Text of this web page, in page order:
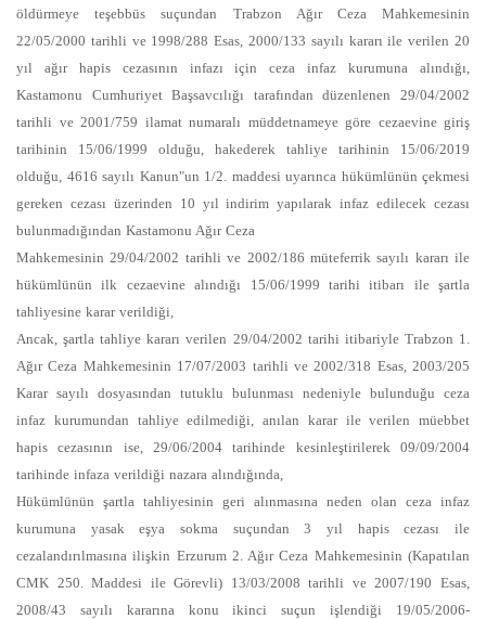
öldürmeye teşebbüs suçundan Trabzon Ağır Ceza Mahkemesinin
22/05/2000 tarihli ve 1998/288 Esas, 2000/133 sayılı kararı ile verilen 20
yıl ağır hapis cezasının infazı için ceza infaz kurumuna alındığı,
Kastamonu Cumhuriyet Başsavcılığı tarafından düzenlenen 29/04/2002
tarihli ve 2001/759 ilamat numaralı müddetnameye göre cezaevine giriş
tarihinin 15/06/1999 olduğu, hakederek tahliye tarihinin 15/06/2019
olduğu, 4616 sayılı Kanun"un 1/2. maddesi uyarınca hükümlünün çekmesi
gereken cezası üzerinden 10 yıl indirim yapılarak infaz edilecek cezası
bulunmadığından Kastamonu Ağır Ceza
Mahkemesinin 29/04/2002 tarihli ve 2002/186 müteferrik sayılı kararı ile
hükümlünün ilk cezaevine alındığı 15/06/1999 tarihi itibarı ile şartla
tahliyesine karar verildiği,
Ancak, şartla tahliye kararı verilen 29/04/2002 tarihi itibariyle Trabzon 1.
Ağır Ceza Mahkemesinin 17/07/2003 tarihli ve 2002/318 Esas, 2003/205
Karar sayılı dosyasından tutuklu bulunması nedeniyle bulunduğu ceza
infaz kurumundan tahliye edilmediği, anılan karar ile verilen müebbet
hapis cezasının ise, 29/06/2004 tarihinde kesinleştirilerek 09/09/2004
tarihinde infaza verildiği nazara alındığında,
Hükümlünün şartla tahliyesinin geri alınmasına neden olan ceza infaz
kurumuna yasak eşya sokma suçundan 3 yıl hapis cezası ile
cezalandırılmasına ilişkin Erzurum 2. Ağır Ceza Mahkemesinin (Kapatılan
CMK 250. Maddesi ile Görevli) 13/03/2008 tarihli ve 2007/190 Esas,
2008/43 sayılı kararına konu ikinci suçun işlendiği 19/05/2006-